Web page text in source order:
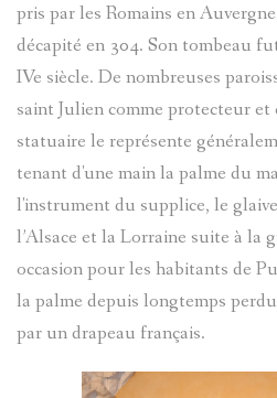
pris par les Romains en
décapité en 304. Son tombeau
IVe siècle. De nombreuses
saint Julien comme protecteur
statuaire le représente
tenant d'une main la palme du
l'instrument du supplice, le
l’Alsace et la Lorraine suite à la
occasion pour les habitants de
la palme depuis longtemps
par un drapeau français.